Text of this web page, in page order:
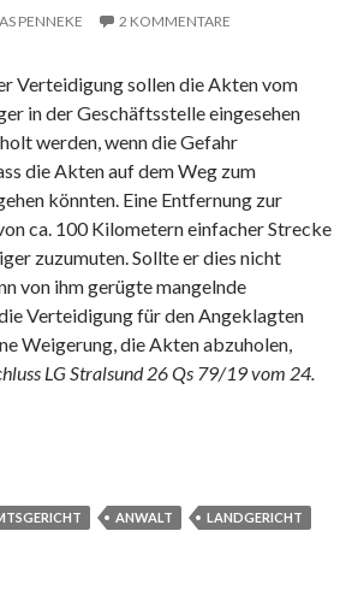
PENNEKE 2 KOMMENTARE
Verteidigung sollen die Akten vom
in der Geschäftsstelle eingesehen
werden, wenn die Gefahr
die Akten auf dem Weg zum
könnten. Eine Entfernung zur
ca. 100 Kilometern einfacher Strecke
zuzumuten. Sollte er dies nicht
von ihm gerügte mangelnde
Verteidigung für den Angeklagten
Weigerung, die Akten abzuholen,
LG Stralsund 26 Qs 79/19 vom 24.
in der Pflicht, die Akten im Gericht
ANWALT LANDGERICHT